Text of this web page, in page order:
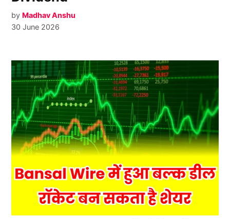
by Madhav Anshu
30 June 2026